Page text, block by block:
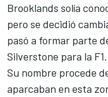
Brooklands solía
pero se decidió
pasó a formar parte
Silverstone para la F1.
Su nombre procede
aparcaban en esta